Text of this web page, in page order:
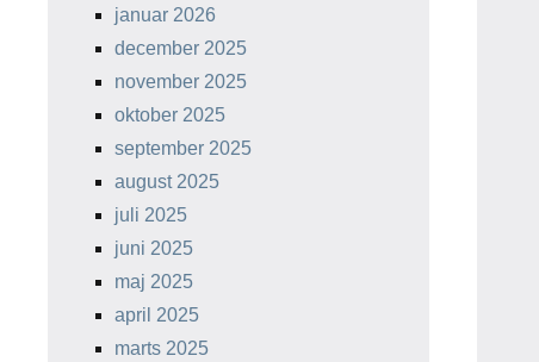
januar 2026
december 2025
november 2025
oktober 2025
september 2025
august 2025
juli 2025
juni 2025
maj 2025
april 2025
marts 2025